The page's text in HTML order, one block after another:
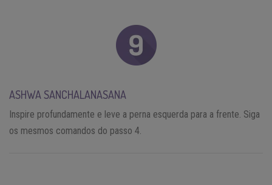
ASHWA SANCHALANASANA
Inspire profundamente e leve a perna esquerda para a frente. Siga
os mesmos comandos do passo 4.